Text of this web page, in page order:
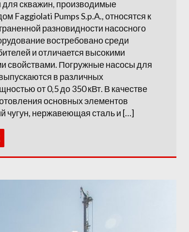
скважин, производимые
Faggiolati Pumps S.p.A., относятся к
разновидности насосного
востребовано среди
и отличается высокими
свойствами. Погружные насосы для
в различных
от 0,5 до 350 кВт. В качестве
основных элементов
чугун, нержавеющая сталь и […]